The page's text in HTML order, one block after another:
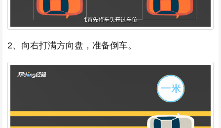
2、向右打满方向盘，准备倒车。